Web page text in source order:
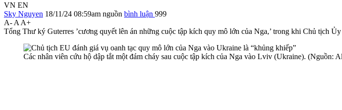
VN EN
Sky Nguyen 18/11/24 08:59am nguồn bình luận 999
A- A A+
Tổng Thư ký Guterres ’cương quyết lên án những cuộc tập kích quy mô lớn của Nga,’ trong khi Chủ tịch
Các nhân viên cứu hộ dập tắt một đám cháy sau cuộc tập kích của Nga vào Lviv (Ukraine). (Nguồn: